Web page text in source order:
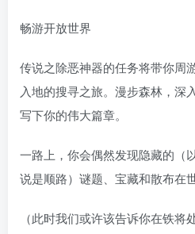
畅游开放世界
传说之除恶神器的任务将带你周
入地的搜寻之旅。漫步森林，深
写下你的伟大篇章。
一路上，你会偶然发现隐藏的（
说是顺路）谜题、宝藏和散布在
（此时我们或许该告诉你在铁